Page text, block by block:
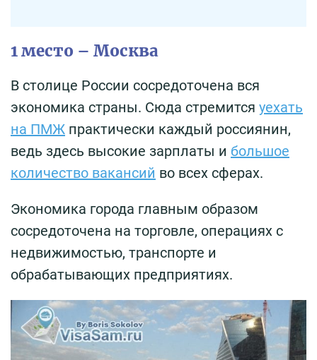
1 место – Москва
В столице России сосредоточена вся
экономика страны. Сюда стремится уехать
на ПМЖ практически каждый россиянин,
ведь здесь высокие зарплаты и большое
количество вакансий во всех сферах.
Экономика города главным образом
сосредоточена на торговле, операциях с
недвижимостью, транспорте и
обрабатывающих предприятиях.